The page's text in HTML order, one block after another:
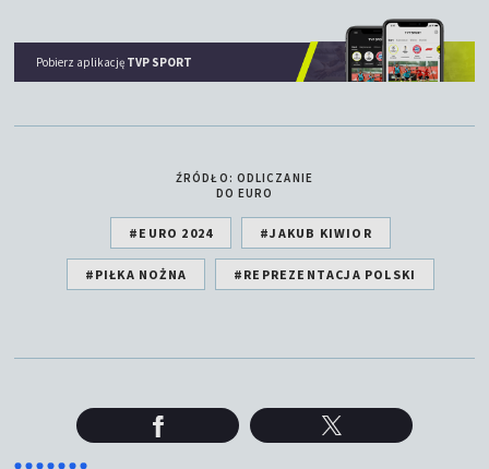
Pobierz aplikację TVP SPORT
ŹRÓDŁO: ODLICZANIE
DO EURO
#EURO 2024 #JAKUB KIWIOR
#PIŁKA NOŻNA #REPREZENTACJA POLSKI